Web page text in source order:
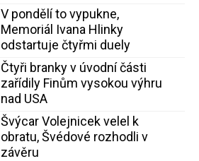
V pondělí to vypukne,
Memoriál Ivana Hlinky
odstartuje čtyřmi duely
Čtyři branky v úvodní části
zařídily Finům vysokou výhru
nad USA
Švýcar Volejnicek velel k
obratu, Švédové rozhodli v
závěru